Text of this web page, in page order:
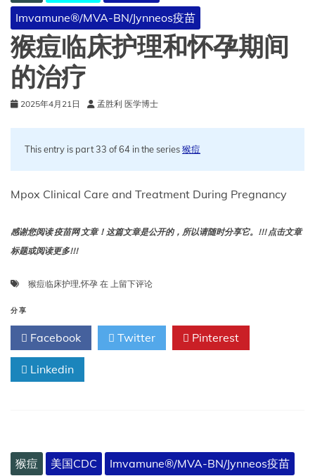
生
产
和
供
Imvamune®/MVA-BN/Jynneos疫苗
猴痘临床护理和怀孕期间
的治疗
2025年4月21日 孟胜利 医学博士
This entry is part 33 of 64 in the series猴痘
Mpox Clinical Care and Treatment During Pregnancy
感谢您阅读 疫苗网 文章！这篇文章是公开的，所以请随时分享它。!!! 点击文章
标题或阅读更多!!!
猴痘临床护理,怀孕 在 猴
床
护
理
治
疗
上留下评论
分享
Facebook Twitter Pinterest
Linkedin
猴痘 美国CDC Imvamune®/MVA-BN/Jynneos疫苗